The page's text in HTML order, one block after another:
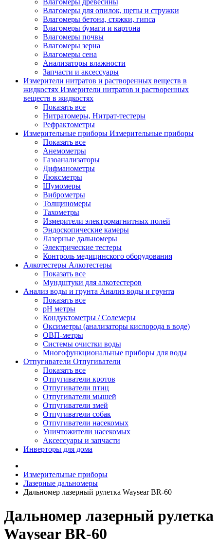
Влагомеры древесины
Влагомеры для опилок, щепы и стружки
Влагомеры бетона, стяжки, гипса
Влагомеры бумаги и картона
Влагомеры почвы
Влагомеры зерна
Влагомеры сена
Анализаторы влажности
Запчасти и аксессуары
Измерители нитратов и растворенных веществ в
жидкостях Измерители нитратов и растворенных
веществ в жидкостях
Показать все
Нитратомеры, Нитрат-тестеры
Рефрактометры
Измерительные приборы Измерительные приборы
Показать все
Анемометры
Газоанализаторы
Дифманометры
Люксметры
Шумомеры
Виброметры
Толщиномеры
Тахометры
Измерители электромагнитных полей
Эндоскопические камеры
Лазерные дальномеры
Электрические тестеры
Контроль медицинского оборудования
Алкотестеры Алкотестеры
Показать все
Мундштуки для алкотестеров
Анализ воды и грунта Анализ воды и грунта
Показать все
pH метры
Кондуктометры / Солемеры
Оксиметры (анализаторы кислорода в воде)
ОВП-метры
Системы очистки воды
Многофункциональные приборы для воды
Отпугиватели Отпугиватели
Показать все
Отпугиватели кротов
Отпугиватели птиц
Отпугиватели мышей
Отпугиватели змей
Отпугиватели собак
Отпугиватели насекомых
Уничтожители насекомых
Аксессуары и запчасти
Инверторы для дома
Измерительные приборы
Лазерные дальномеры
Дальномер лазерный рулетка Waysear BR-60
Дальномер лазерный рулетка
Waysear BR-60